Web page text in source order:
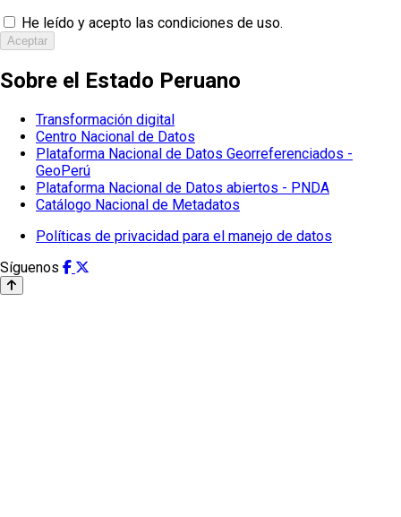
He leído y acepto las condiciones de uso.
Aceptar
Sobre el Estado Peruano
Transformación digital
Centro Nacional de Datos
Plataforma Nacional de Datos Georreferenciados -
GeoPerú
Plataforma Nacional de Datos abiertos - PNDA
Catálogo Nacional de Metadatos
Políticas de privacidad para el manejo de datos
Síguenos